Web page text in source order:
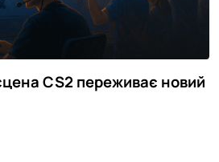
CS2 переживає новий